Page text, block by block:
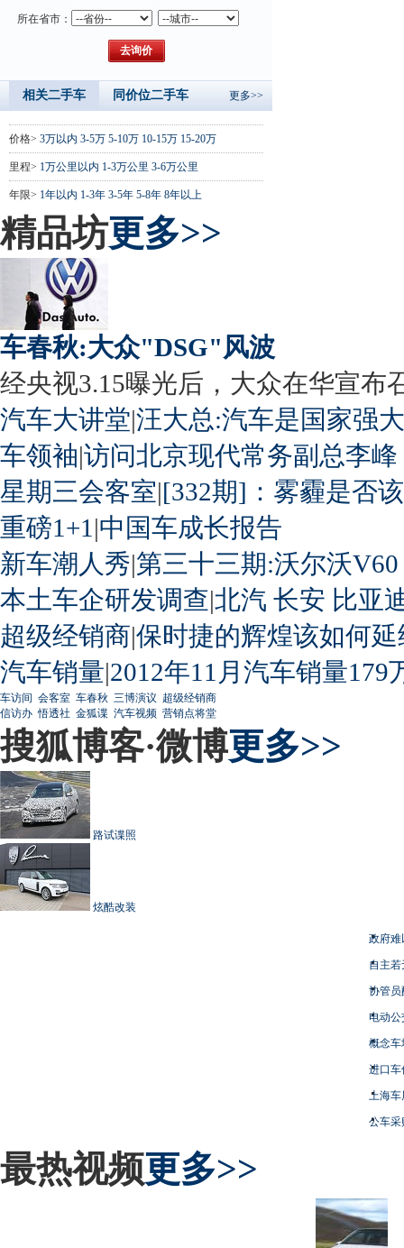
所在省市：
相关二手车 同价位二手车 更多>>
价格> 3万以内 3-5万 5-10万 10-15万 15-20万
里程> 1万公里以内 1-3万公里 3-6万公里
年限> 1年以内 1-3年 3-5年 5-8年 8年以上
精品坊更多>>
车春秋:大众"DSG"风波
经央视3.15曝光后，大众在华宣布
汽车大讲堂|汪大总:汽车是国家强
车领袖|访问北京现代常务副总李峰
星期三会客室|[332期]：雾霾是否
重磅1+1 |中国车成长报告
新车潮人秀|第三十三期:沃尔沃
本土车企研发调查|北汽 长安 比亚
超级经销商|保时捷的辉煌该如何延
汽车销量|2012年11月汽车销量179
车访间 会客室 车春秋 三博演议 超级经销商
信访办 悟透社 金狐谍 汽车视频 营销点将堂
搜狐博客·微博更多>>
路试谍照
炫酷改装
政府难
自主
协管员
电动
概念车
进口车
上海
公车采
最热视频更多>>